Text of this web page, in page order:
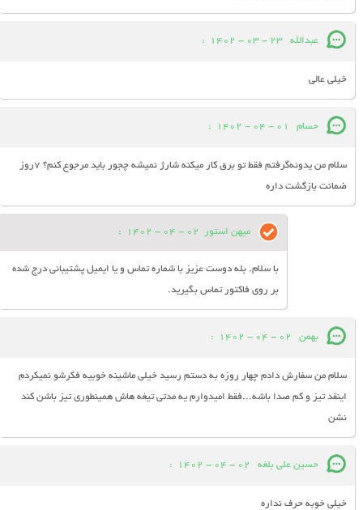
عبدالله 23 - 03 - 1402
:
خیلی عالی
حسام 01 - 04 - 1402
:
سلام من یدونه‌گرفتم فقط تو برق کار میکنه شارژ نمیشه چجور باید مرجوع کنم؟ 7روز
ضمانت بازگشت داره
میهن استور 02 - 04 - 1402
:
با سلام. بله دوست عزیز با شماره تماس و یا ایمیل پشتیبانی درج شده
بر روی فاکتور تماس بگیرید.
بهمن 02 - 04 - 1402
:
سلام من سفارش دادم چهار روزه به دستم رسید خیلی ماشینه خوبیه فکرشو نمیکردم
اینقد تیز و کم صدا باشه...فقط امیدوارم یه مدتی تیغه هاش همینطوری تیز باشن کند
نشن
حسین علی بلغه 02 - 04 - 1402
:
خیلی خوبه حرف نداره